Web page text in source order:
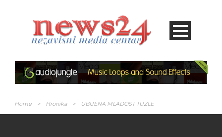
Home > Hronika > UBIJENA MLADOST TUZLE